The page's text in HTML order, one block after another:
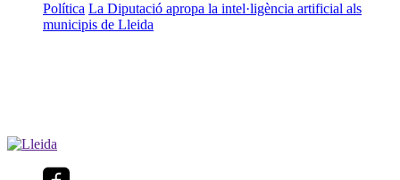
Política La Diputació apropa la intel·ligència artificial als
municipis de Lleida